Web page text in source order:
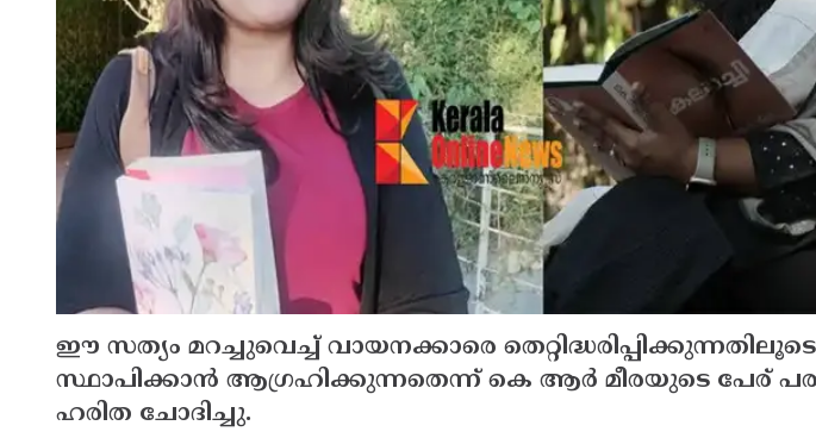
ഈ സത്യം മറച്ചുവെച്ച് വായനക്കാരെ
സ്ഥാപിക്കാന്‍ ആഗ്രഹിക്കുന്നതെന്ന് കെ ആര്‍ മീരയുടെ പേര്
ഹരിത ചോദിച്ചു.